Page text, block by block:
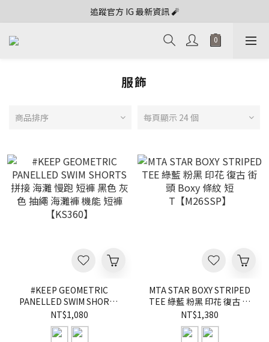
追蹤官方 IG 最新資訊 🧨
服飾
商品排序 每頁顯示 24 個
#KEEP GEOMETRIC
PANELLED SWIM SHORTS
拼接 海灘 慢跑 短褲 黑色 灰
色 抽繩 海灘褲 機能 短褲
【KS360】
NT$1,080
MTA STAR BOXY STRIPED
TEE 綠藍 粉黑 印花 復古 街
頭 Boxy 條紋 短
T【M26SSP】
NT$1,380